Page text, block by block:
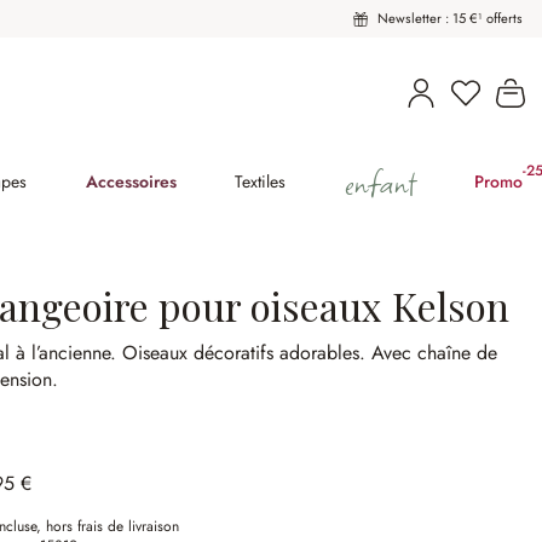
Newsletter : 15 €¹ offerts
Vous
Accessoires Textiles enfant Promo-
pour oiseaux Kelson
à l’ancienne.Oiseaux décoratifs adorables.Avec chaîne de
€
hors frais de livraison